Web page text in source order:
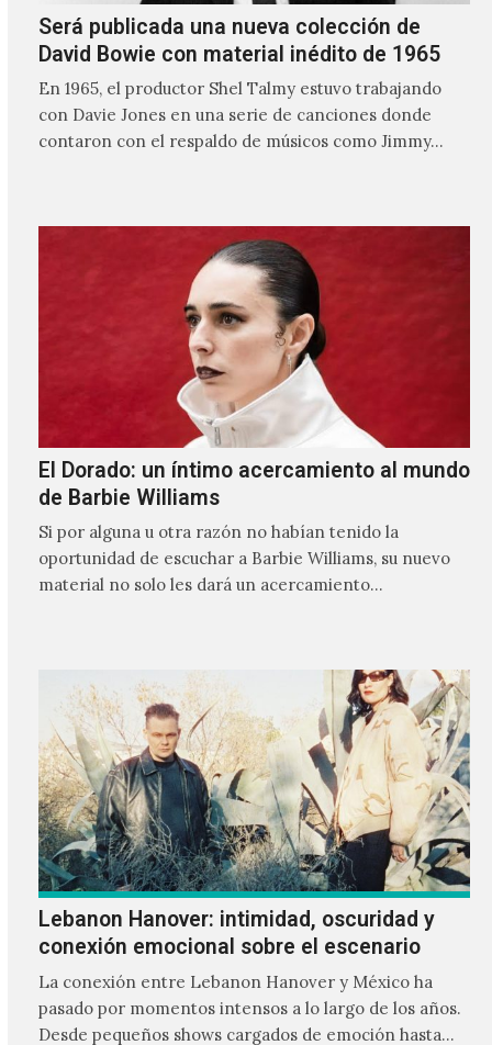
Será publicada una nueva colección de
David Bowie con material inédito de 1965
En 1965, el productor Shel Talmy estuvo trabajando
con Davie Jones en una serie de canciones donde
contaron con el respaldo de músicos como Jimmy…
El Dorado: un íntimo acercamiento al mundo
de Barbie Williams
Si por alguna u otra razón no habían tenido la
oportunidad de escuchar a Barbie Williams, su nuevo
material no solo les dará un acercamiento…
Lebanon Hanover: intimidad, oscuridad y
conexión emocional sobre el escenario
La conexión entre Lebanon Hanover y México ha
pasado por momentos intensos a lo largo de los años.
Desde pequeños shows cargados de emoción hasta